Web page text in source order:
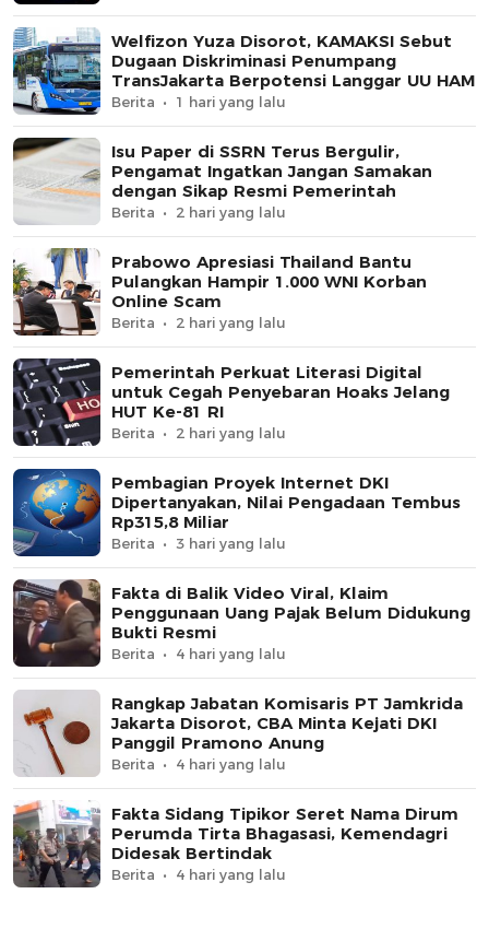
Welfizon Yuza Disorot, KAMAKSI Sebut
Dugaan Diskriminasi Penumpang
TransJakarta Berpotensi Langgar UU HAM
Berita 1 hari yang lalu
Isu Paper di SSRN Terus Bergulir,
Pengamat Ingatkan Jangan Samakan
dengan Sikap Resmi Pemerintah
Berita 2 hari yang lalu
Prabowo Apresiasi Thailand Bantu
Pulangkan Hampir 1.000 WNI Korban
Online Scam
Berita 2 hari yang lalu
Pemerintah Perkuat Literasi Digital
untuk Cegah Penyebaran Hoaks Jelang
HUT Ke-81 RI
Berita 2 hari yang lalu
Pembagian Proyek Internet DKI
Dipertanyakan, Nilai Pengadaan Tembus
Rp315,8 Miliar
Berita 3 hari yang lalu
Fakta di Balik Video Viral, Klaim
Penggunaan Uang Pajak Belum Didukung
Bukti Resmi
Berita 4 hari yang lalu
Rangkap Jabatan Komisaris PT Jamkrida
Jakarta Disorot, CBA Minta Kejati DKI
Panggil Pramono Anung
Berita 4 hari yang lalu
Fakta Sidang Tipikor Seret Nama Dirum
Perumda Tirta Bhagasasi, Kemendagri
Didesak Bertindak
Berita 4 hari yang lalu